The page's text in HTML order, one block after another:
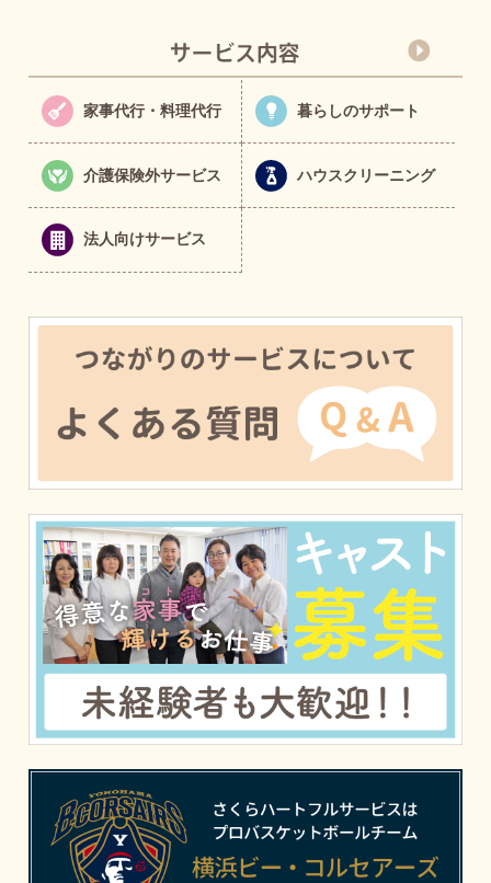
家事代行・料理代行 暮らしのサポート
介護保険外サービス ハウスクリーニング
法人向けサービス